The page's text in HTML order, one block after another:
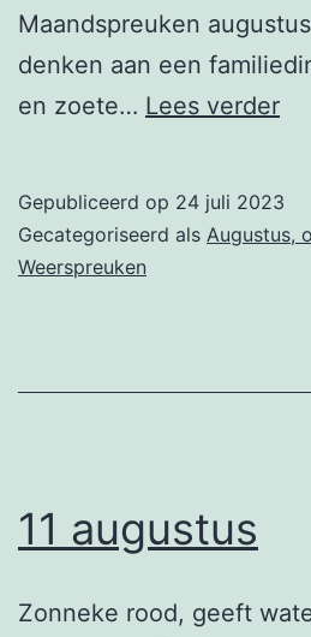
Maandspreuken
denken aan een
en zoete… Lees verder14
Gepubliceerd op 24 juli 2023
Gecategoriseerd als Augustus,
Weerspreuken
11 augustus
Zonneke rood, geeft